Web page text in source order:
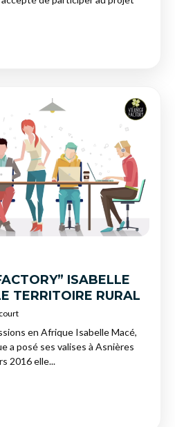
ISABELLE
TERRITOIRE RURAL
en Afrique Isabelle Macé,
a posé ses valises à Asnières
2016 elle...